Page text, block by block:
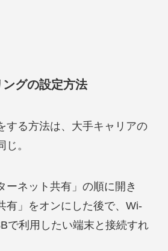
グの設定方法
する方法は、大手キャリアの
。
ーネット共有」の順に開き
有」をオンにした後で、Wi-
で利用したい端末と接続すれ